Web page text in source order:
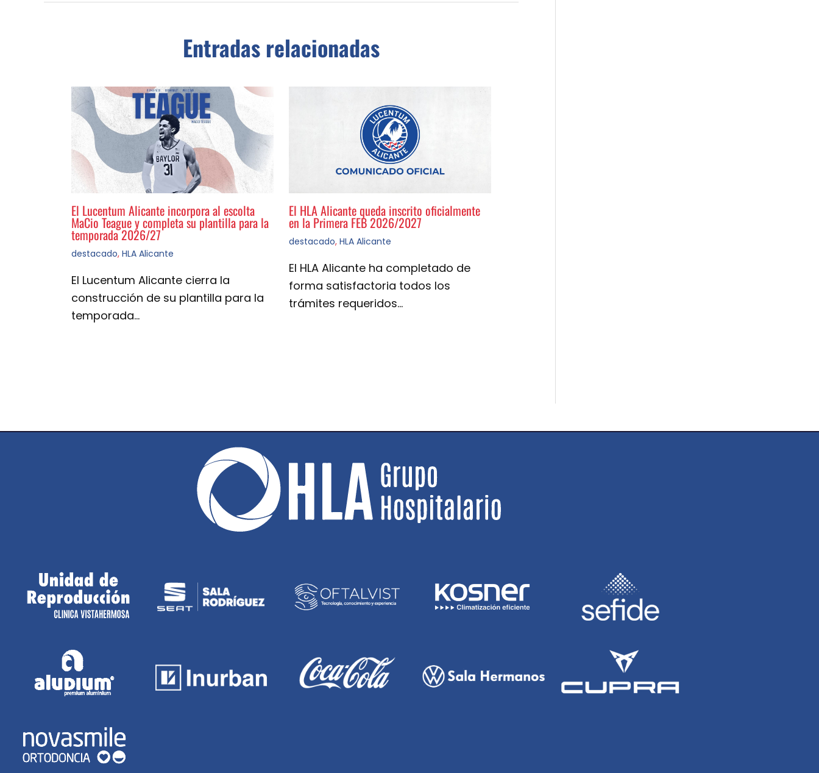
Entradas relacionadas
El Lucentum Alicante incorpora al escolta
MaCio Teague y completa su plantilla para la
temporada 2026/27
destacado, HLA Alicante
El Lucentum Alicante cierra la
construcción de su plantilla para la
temporada…
El HLA Alicante queda inscrito oficialmente
en la Primera FEB 2026/2027
destacado, HLA Alicante
El HLA Alicante ha completado de
forma satisfactoria todos los
trámites requeridos…